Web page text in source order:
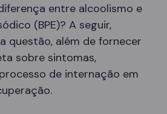
entre alcoolismo e
(BPE)? A seguir,
questão, além de fornecer
sobre sintomas,
de internação em